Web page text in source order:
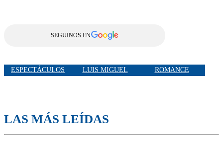
SEGUINOS EN
ESPECTÁCULOS LUIS MIGUEL ROMANCE
LAS MÁS LEÍDAS